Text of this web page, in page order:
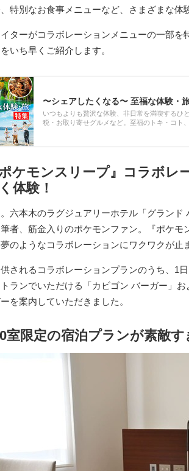
特別なお食事メニューなど、さまざまな体
ターがコラボレーションメニューの一部を
いち早くご紹介します。
〜シェアしたくなる〜 至福な体験・
いつもよりも贅沢な体験、非日常を満喫するひ
税・お取り寄せグルメなど。至福のトキ・コト
ポケモンスリープ』コラボレ
体験！
六本木のラグジュアリーホテル「グランド
者、筋金入りのポケモンファン。『ポケ
のようなコラボレーションにワクワクが止
されるコラボレーションプランのうち、1
ランでいただける「カビゴン バーガー」
を案内していただきました。
室限定の宿泊プランが素敵す